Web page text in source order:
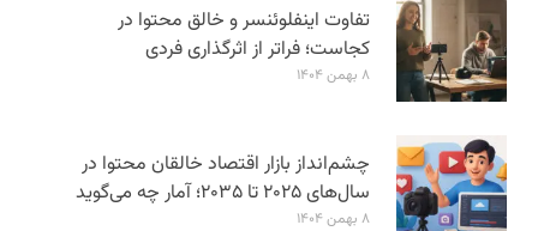
تفاوت اینفلوئنسر و خالق محتوا در
کجاست؛ فراتر از اثرگذاری فردی
۸ بهمن ۱۴۰۴
چشم‌انداز بازار اقتصاد خالقان محتوا در
سال‌های ۲۰۲۵ تا ۲۰۳۵؛ آمار چه می‌گوید
۸ بهمن ۱۴۰۴